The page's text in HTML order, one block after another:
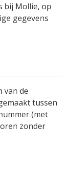
bij Mollie, op
gegevens
van de
tussen
(met
zonder